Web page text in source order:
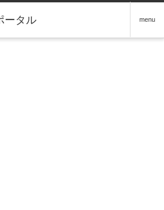
menu
ータル